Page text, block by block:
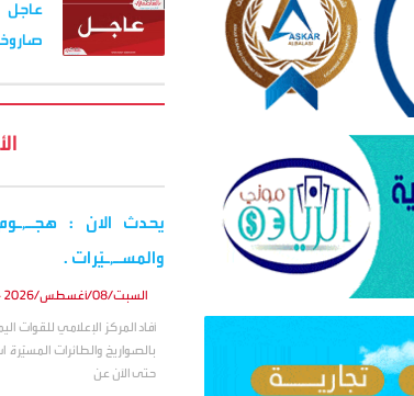
عاجل
يحدث الان :
والمسـ,ـيّرات .
السبت/08/أغسطس/2026 - 04:27 م
أفاد المركز الإعلامي للقوات
بالصواريخ والطائرات
حتى الآن عن